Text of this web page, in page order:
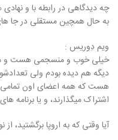
چه دیدگاهی در رابطه با و نهادی
به حال همچین مستقلی در جا
ویم دِوریس :
خیلی خوب و منسجمی هست و من
دیگه هم دیده بودم ولی
هست که همه اعضای اون تمامی
اشتراک میگذارند، و یا برنامه
آیا وقتی که به اروپا برگشتید،